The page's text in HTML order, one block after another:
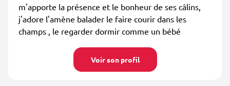
m'apporte la présence et le bonheur de ses câlins,
j'adore l'amène balader le faire courir dans les
champs , le regarder dormir comme un bébé
Voir son profil